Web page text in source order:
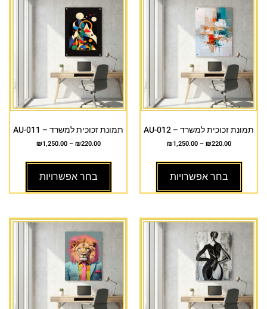
תמונת זכוכית למשרד – AU-012
₪220.00
–
₪1,250.00
בחר אפשרויות
תמונת זכוכית למשרד – AU-011
₪220.00
–
₪1,250.00
בחר אפשרויות